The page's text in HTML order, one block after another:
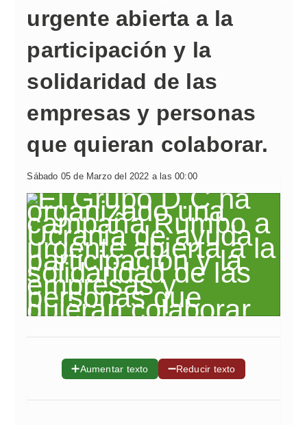
urgente abierta a la
participación y la
solidaridad de las
empresas y personas
que quieran colaborar.
Sábado 05 de Marzo del 2022 a las 00:00
➕Aumentar texto ➖Reducir texto